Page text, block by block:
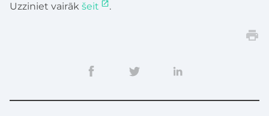
Uzziniet vairāk šeit .